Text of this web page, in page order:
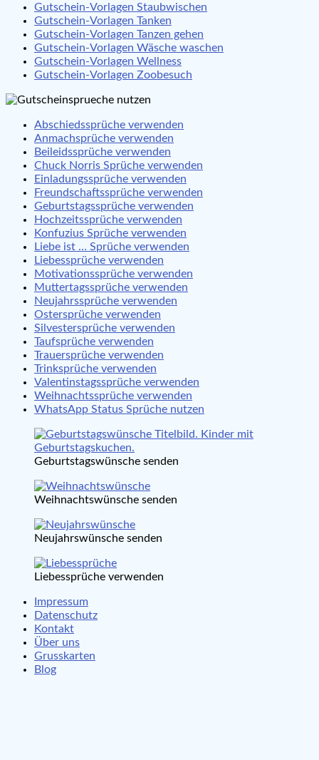
Gutschein-Vorlagen Staubwischen
Gutschein-Vorlagen Tanken
Gutschein-Vorlagen Tanzen gehen
Gutschein-Vorlagen Wäsche waschen
Gutschein-Vorlagen Wellness
Gutschein-Vorlagen Zoobesuch
Abschiedssprüche verwenden
Anmachsprüche verwenden
Beileidssprüche verwenden
Chuck Norris Sprüche verwenden
Einladungssprüche verwenden
Freundschaftssprüche verwenden
Geburtstagssprüche verwenden
Hochzeitssprüche verwenden
Konfuzius Sprüche verwenden
Liebe ist … Sprüche verwenden
Liebessprüche verwenden
Motivationssprüche verwenden
Muttertagssprüche verwenden
Neujahrssprüche verwenden
Ostersprüche verwenden
Silvestersprüche verwenden
Taufsprüche verwenden
Trauersprüche verwenden
Trinksprüche verwenden
Valentinstagssprüche verwenden
Weihnachtssprüche verwenden
WhatsApp Status Sprüche nutzen
Geburtstagswünsche senden
Weihnachtswünsche senden
Neujahrswünsche senden
Liebessprüche verwenden
Impressum
Datenschutz
Kontakt
Über uns
Grusskarten
Blog